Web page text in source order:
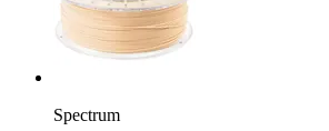
Spectrum